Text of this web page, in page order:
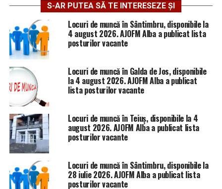
S-AR PUTEA SĂ TE INTERESEZE ȘI
Locuri de muncă în Sântimbru, disponibile la
4 august 2026. AJOFM Alba a publicat lista
posturilor vacante
Locuri de muncă în Galda de Jos, disponibile
la 4 august 2026. AJOFM Alba a publicat
lista posturilor vacante
Locuri de muncă în Teiuș, disponibile la 4
august 2026. AJOFM Alba a publicat lista
posturilor vacante
Locuri de muncă în Sântimbru, disponibile la
28 iulie 2026. AJOFM Alba a publicat lista
posturilor vacante